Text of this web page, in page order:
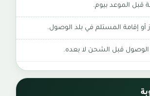
قبل الموعد بيوم.
أو إقامة المستلم في بلد الوصول.
قبل الشحن لا بعده.